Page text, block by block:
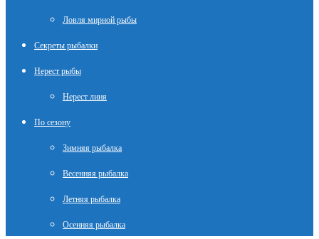
Ловля мирной рыбы
Секреты рыбалки
Нерест рыбы
Нерест линя
По сезону
Зимняя рыбалка
Весенняя рыбалка
Летняя рыбалка
Осенняя рыбалка